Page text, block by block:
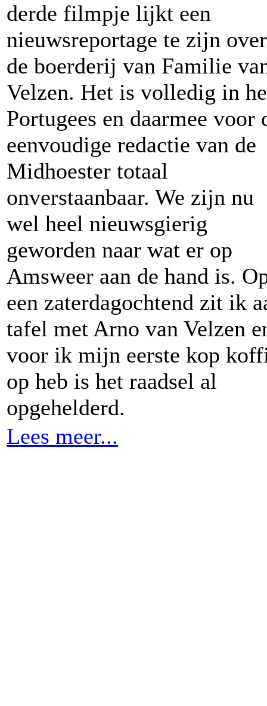
derde filmpje lijkt een
nieuwsreportage te zijn over
de boerderij van Familie
Velzen. Het is volledig in
Portugees en daarmee voor
eenvoudige redactie van de
Midhoester totaal
onverstaanbaar. We zijn nu
wel heel nieuwsgierig
geworden naar wat er op
Amsweer aan de hand is.
een zaterdagochtend zit ik
tafel met Arno van Velzen
voor ik mijn eerste kop
op heb is het raadsel al
opgehelderd.
Lees meer...